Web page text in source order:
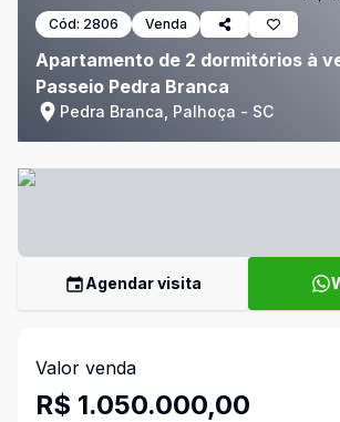
Cód: 2806 Venda
Apartamento de 2 dormitórios à
Passeio Pedra Branca
Pedra Branca, Palhoça - SC
Agendar visita
Valor venda
R$ 1.050.000,00